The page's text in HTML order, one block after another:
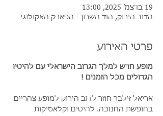
19 בדצמ׳ 2025, 13:00
הדוב הירוק, הוד השרון - הפארק האקולוגי
פרטי האירוע
מופע חדש למלך הגרוב הישראלי עם להיטיו
הגדולים מכל הזמנים !
אריאל זילבר חוזר לדוב הירוק למופע צהריים
בחופשת החנוכה. להיטים וקלאסיקות